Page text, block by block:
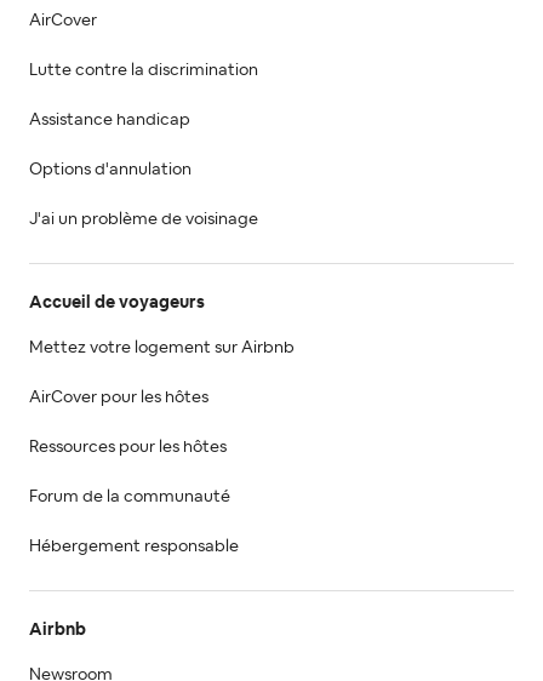
AirCover
Lutte contre la discrimination
Assistance handicap
Options d'annulation
J'ai un problème de voisinage
Accueil de voyageurs
Mettez votre logement sur Airbnb
AirCover pour les hôtes
Ressources pour les hôtes
Forum de la communauté
Hébergement responsable
Airbnb
Newsroom